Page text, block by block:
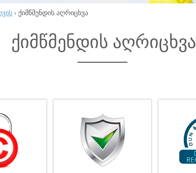
› ქიმწმენდის აღრიცხვა
ქიმწმენდის აღრიცხვა